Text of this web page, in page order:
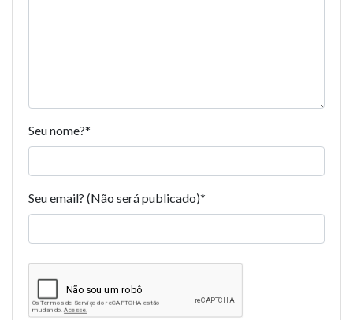
Seu nome?*
Seu email? (Não será publicado)*